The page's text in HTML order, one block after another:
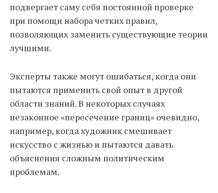
подвергает саму себя постоянной проверке
при помощи набора четких правил,
позволяющих заменить существующие теории
лучшими.
Эксперты также могут ошибаться, когда они
пытаются применить свой опыт в другой
области знаний. В некоторых случаях
незаконное «пересечение границ» очевидно,
например, когда художник смешивает
искусство с жизнью и пытаются давать
объяснения сложным политическим
проблемам.